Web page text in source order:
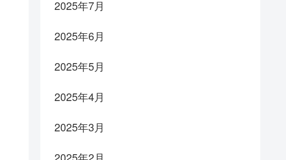
2025年7月
2025年6月
2025年5月
2025年4月
2025年3月